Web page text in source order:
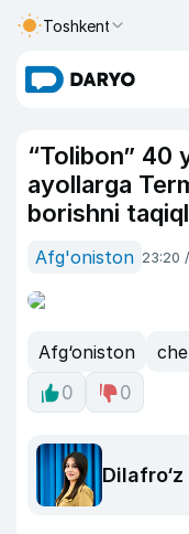
Toshkent
“Tolibon” 40
ayollarga
borishni
Afg'oniston 23:20
Afg‘oniston
0
0